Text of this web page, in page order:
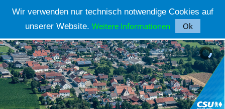
Wir verwenden nur technisch notwendige Cookies auf
unserer Website. Weitere Informationen Ok